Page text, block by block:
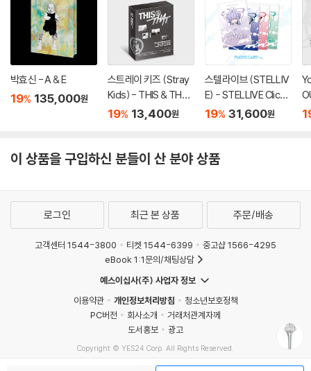
박효신 - A & E
19% 135,000원
스트레이 키즈 (Stray
Kids) - THIS & THAT
[FANS ALBUM VER.]
19% 13,400원
스텔라이브 (STELLIV
E) - STELLIVE Cliche
1st EP 「Colorful Stro
19% 31,600원
이 상품을 구입하신 분들이 산 분야 상품
로그인 최근 본 상품 주문/배송
고객센터 1544-3800 티켓 1544-6399
중고샵 1566-4295
eBook 1:1문의/채팅상담
예스이십사(주) 사업자 정보
이용약관
개인정보처리방침
청소년보호정책
PC버전
회사소개
거래처관계자께
도서홍보
광고
Copyright © YES24 Corp. All Rights Reserved.